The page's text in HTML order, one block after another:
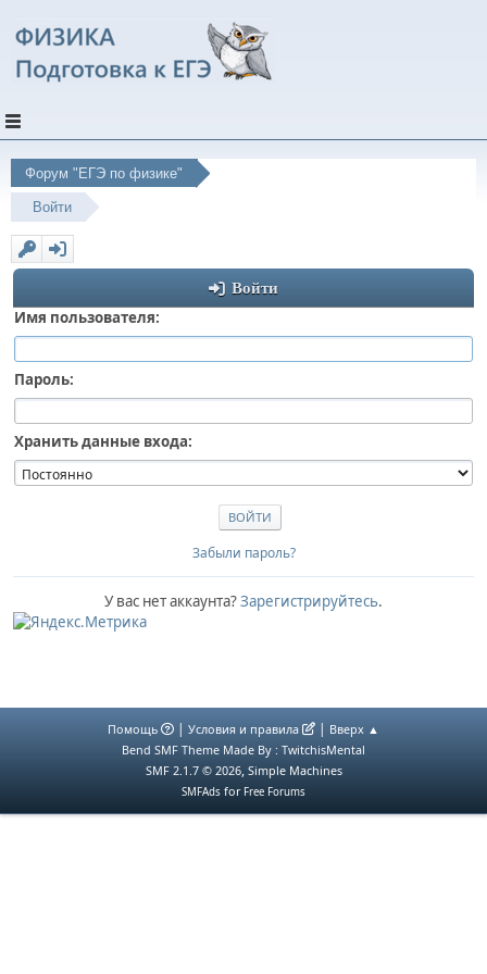
Форум "ЕГЭ по физике"
Войти
Войти
Имя пользователя:
Пароль:
Хранить данные входа:
Забыли пароль?
У вас нет аккаунта?Зарегистрируйтесь.
Помощь | Условия и правила | Вверх ▲
Bend SMF Theme Made By : TwitchisMental
SMF 2.1.7 © 2026, Simple Machines
SMFAds for Free Forums